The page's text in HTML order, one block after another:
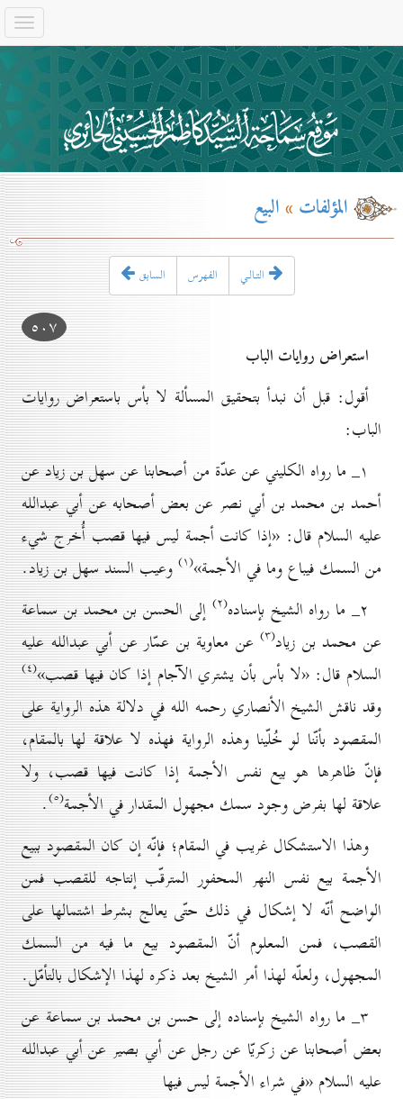
المؤلفات»البيع
السابق الفهرس التـالـي
٥٠۷
استعراض روايات الباب
أقول: قبل أن نبدأ بتحقيق المسألة لا بأس باستعراض روايات
الباب:
۱_ ما رواه الكليني عن عدّة من أصحابنا عن سهل بن زياد عن
أحمد بن محمد بن أبي نصر عن بعض أصحابه عن أبي عبدالله
عليه السلام قال: «إذا كانت أجمة ليس فيها قصب أُخرج شيء
من السمك فيباع وما في الأجمة»(۱)
وعيب السند سهل بن زياد.
۲_ ما رواه الشيخ بإسناده
(۲)
إلى الحسن بن محمد بن سماعة
عن محمد بن زياد(۳) عن معاوية بن عمّار عن أبي عبدالله عليه
السلام قال: «لا بأس بأن يشتري الآجام إذا كان فيها قصب»(٤)
وقد ناقش الشيخ الأنصاري رحمه الله في دلالة هذه الرواية على
المقصود بأنّنا لو خُلّينا وهذه الرواية فهذه لا علاقة لها بالمقام،
فإنّ ظاهرها هو بيع نفس الأجمة إذا كانت فيها قصب، ولا
علاقة لها بفرض وجود سمك مجهول المقدار في الأجمة(٥) .
وهذا الاستشكال غريب في المقام؛ فإنّه إن كان المقصود ببيع
الأجمة بيع نفس النهر المحفور المترقّب إنتاجه للقصب فمن
الواضح أنّه لا إشكال في ذلك حتّى يعالج بشرط اشتمالها على
القصب، فمن المعلوم أنّ المقصود بيع ما فيه من السمك
المجهول، ولعلّه لهذا أمر الشيخ بعد ذكره لهذا الإشكال بالتأمّل.
۳_ ما رواه الشيخ بإسناده إلى حسن بن محمد بن سماعة عن
بعض أصحابنا عن زكريّا عن رجل عن أبي بصير عن أبي عبدالله
عليه السلام «في شراء الأجمة ليس فيها